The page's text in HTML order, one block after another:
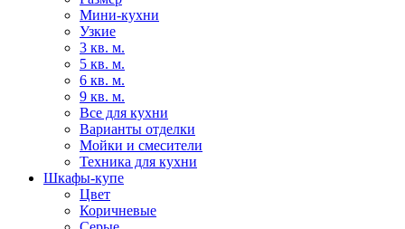
Мини-кухни
Узкие
3 кв. м.
5 кв. м.
6 кв. м.
9 кв. м.
Все для кухни
Варианты отделки
Мойки и смесители
Техника для кухни
Шкафы-купе
Цвет
Коричневые